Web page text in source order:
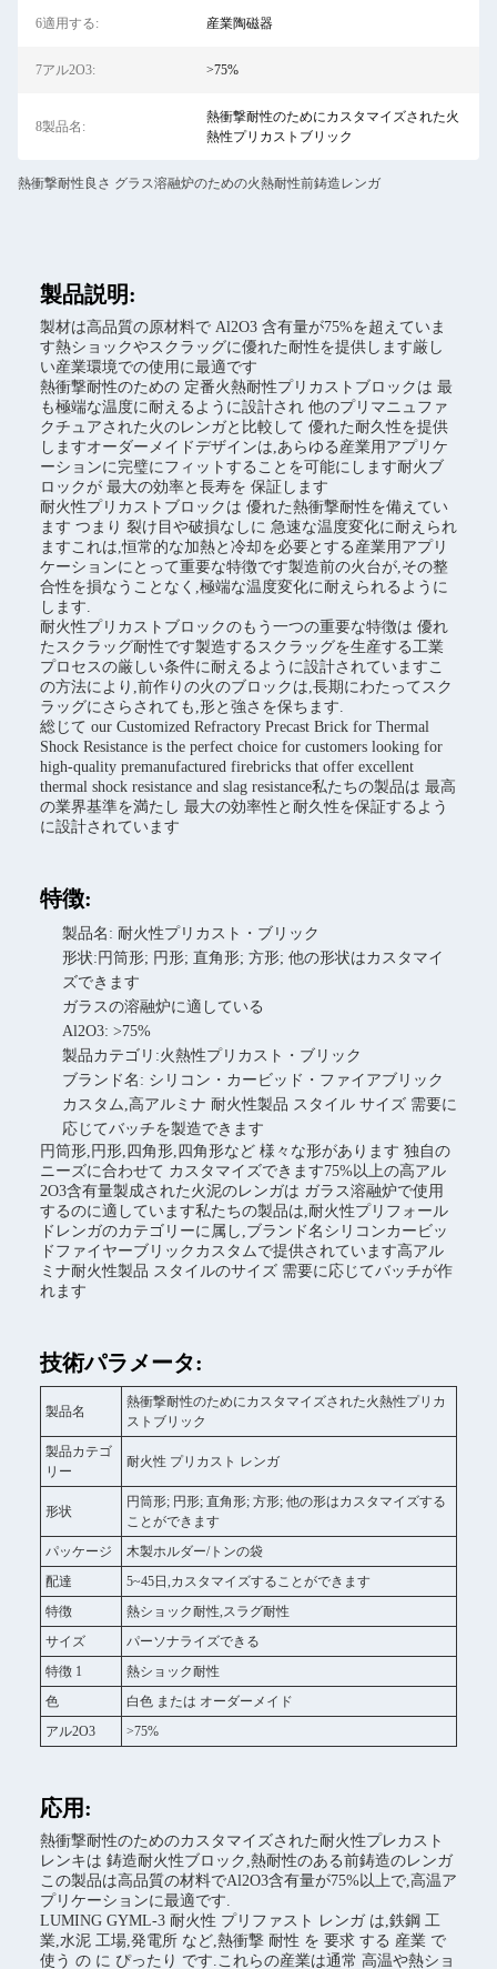
6適用する: 産業陶磁器
7アル2O3: >75%
8製品名:
熱衝撃耐性のためにカスタマイズされた火
熱性プリカストブリック
熱衝撃耐性良さ グラス溶融炉のための火熱耐性前鋳造レンガ
製品説明:
製材は高品質の原材料で Al2O3 含有量が75%を超えていま
す熱ショックやスクラッグに優れた耐性を提供します厳し
い産業環境での使用に最適です
熱衝撃耐性のための 定番火熱耐性プリカストブロックは 最
も極端な温度に耐えるように設計され 他のプリマニュファ
クチュアされた火のレンガと比較して 優れた耐久性を提供
しますオーダーメイドデザインは,あらゆる産業用アプリケ
ーションに完璧にフィットすることを可能にします耐火ブ
ロックが 最大の効率と長寿を 保証します
耐火性プリカストブロックは 優れた熱衝撃耐性を備えてい
ます つまり 裂け目や破損なしに 急速な温度変化に耐えられ
ますこれは,恒常的な加熱と冷却を必要とする産業用アプリ
ケーションにとって重要な特徴です製造前の火台が,その整
合性を損なうことなく,極端な温度変化に耐えられるように
します.
耐火性プリカストブロックのもう一つの重要な特徴は 優れ
たスクラッグ耐性です製造するスクラッグを生産する工業
プロセスの厳しい条件に耐えるように設計されていますこ
の方法により,前作りの火のブロックは,長期にわたってスク
ラッグにさらされても,形と強さを保ちます.
総じて our Customized Refractory Precast Brick for Thermal
Shock Resistance is the perfect choice for customers looking for
high-quality premanufactured firebricks that offer excellent
thermal shock resistance and slag resistance私たちの製品は 最高
の業界基準を満たし 最大の効率性と耐久性を保証するよう
に設計されています
特徴:
製品名: 耐火性プリカスト・ブリック
形状:円筒形; 円形; 直角形; 方形; 他の形状はカスタマイ
ズできます
ガラスの溶融炉に適している
Al2O3: >75%
製品カテゴリ:火熱性プリカスト・ブリック
ブランド名: シリコン・カービッド・ファイアブリック
カスタム,高アルミナ 耐火性製品 スタイル サイズ 需要に
応じてバッチを製造できます
円筒形,円形,四角形,四角形など 様々な形があります 独自の
ニーズに合わせて カスタマイズできます75%以上の高アル
2O3含有量製成された火泥のレンガは ガラス溶融炉で使用
するのに適しています私たちの製品は,耐火性プリフォール
ドレンガのカテゴリーに属し,ブランド名シリコンカービッ
ドファイヤーブリックカスタムで提供されています高アル
ミナ耐火性製品 スタイルのサイズ 需要に応じてバッチが作
れます
技術パラメータ:
製品名
熱衝撃耐性のためにカスタマイズされた火熱性プリカ
ストブリック
製品カテゴ
リー
耐火性 プリカスト レンガ
形状
円筒形; 円形; 直角形; 方形; 他の形はカスタマイズする
ことができます
パッケージ
木製ホルダー/トンの袋
配達
5~45日,カスタマイズすることができます
特徴
熱ショック耐性,スラグ耐性
サイズ
パーソナライズできる
特徴 1
熱ショック耐性
色
白色 または オーダーメイド
アル2O3
>75%
応用:
熱衝撃耐性のためのカスタマイズされた耐火性プレカスト
レンキは 鋳造耐火性ブロック,熱耐性のある前鋳造のレンガ
この製品は高品質の材料でAl2O3含有量が75%以上で,高温ア
プリケーションに最適です.
LUMING GYML-3 耐火性 プリファスト レンガ は,鉄鋼 工
業,水泥 工場,発電所 など,熱衝撃 耐性 を 要求 する 産業 で
使う の に ぴったり です.これらの産業は通常 高温や熱ショ